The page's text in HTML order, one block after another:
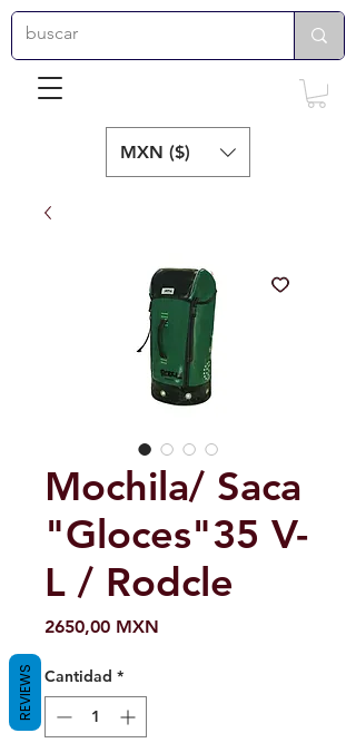
MXN ($)
Mochila/ Saca
"Gloces"35 V-
L / Rodcle
2650,00 MXN
Cantidad *
REVIEWS